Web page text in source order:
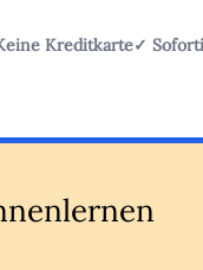
Kreditkarte✓